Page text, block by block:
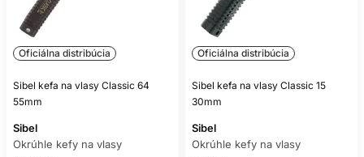
Oficiálna distribúcia
Sibel kefa na vlasy Classic 64
55mm
Sibel
Okrúhle kefy na vlasy
Oficiálna distribúcia
Sibel kefa na vlasy Classic 15
30mm
Sibel
Okrúhle kefy na vlasy